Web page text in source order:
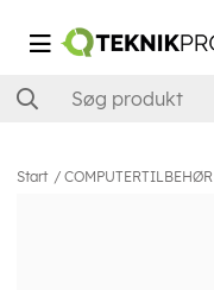
Start COMPUTERTILBEHØR